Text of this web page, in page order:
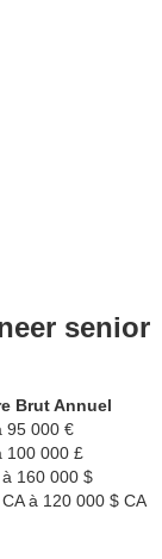
senior
Brut Annuel
95 000 €
100 000 £
160 000 $
à 120 000 $ CA